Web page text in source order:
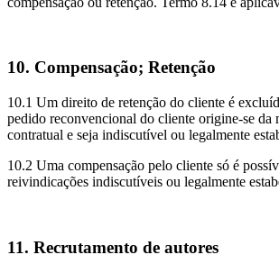
10. Compensação; Retenção
10.1 Um direito de retenção do cliente é
pedido reconvencional do cliente origine-se da
contratual e seja indiscutível ou legalmente
10.2 Uma compensação pelo cliente só é
reivindicações indiscutíveis ou legalmente
11. Recrutamento de autores